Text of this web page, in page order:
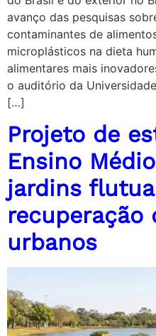
avanço das pesquisas
contaminantes de
microplásticos na dieta
alimentares mais
o auditório da
[…]
Projeto de
Ensino
jardins
recuperação
urbanos